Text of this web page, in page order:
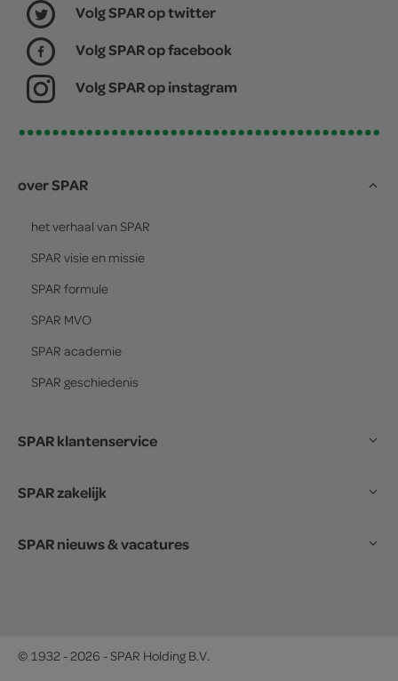
Volg SPAR op twitter
Volg SPAR op facebook
Volg SPAR op instagram
over SPAR
het verhaal van SPAR
SPAR visie en missie
SPAR formule
SPAR MVO
SPAR academie
SPAR geschiedenis
SPAR klantenservice
SPAR zakelijk
SPAR nieuws & vacatures
© 1932 - 2026 - SPAR Holding B.V.